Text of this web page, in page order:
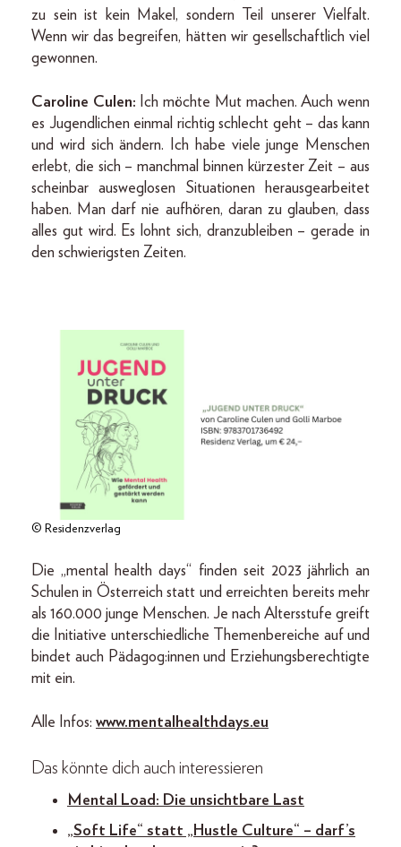
zu sein ist kein Makel, sondern Teil unserer Vielfalt.
Wenn wir das begreifen, hätten wir gesellschaftlich viel
gewonnen.
Caroline Culen: Ich möchte Mut machen. Auch wenn
es Jugendlichen einmal richtig schlecht geht – das kann
und wird sich ändern. Ich habe viele junge Menschen
erlebt, die sich – manchmal binnen kürzester Zeit – aus
scheinbar ausweglosen Situationen herausgearbeitet
haben. Man darf nie aufhören, daran zu glauben, dass
alles gut wird. Es lohnt sich, dranzubleiben – gerade in
den schwierigsten Zeiten.
© Residenzverlag
Die „mental health days“ finden seit 2023 jährlich an
Schulen in Österreich statt und erreichten bereits mehr
als 160.000 junge Menschen. Je nach Altersstufe greift
die Initiative unterschiedliche Themenbereiche auf und
bindet auch Pädagog:innen und Erziehungsberechtigte
mit ein.
Alle Infos: www.mentalhealthdays.eu
Das könnte dich auch interessieren
Mental Load: Die unsichtbare Last
„Soft Life“ statt „Hustle Culture“ – darf’s